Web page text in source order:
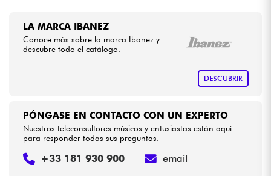
LA MARCA IBANEZ
Conoce más sobre la marca Ibanez y
descubre todo el catálogo.
DESCUBRIR
PÓNGASE EN CONTACTO CON UN EXPERTO
Nuestros teleconsultores músicos y entusiastas están aquí
para responder todas sus preguntas.
+33 181 930 900 email